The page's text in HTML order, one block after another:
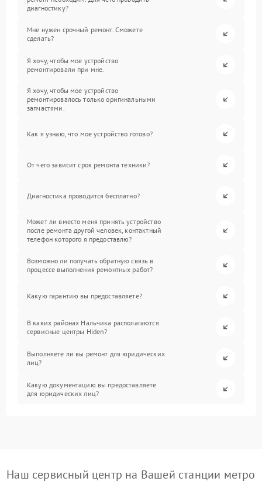
диагностику?
Мне нужен срочный ремонт. Сможете
сделать?
Я хочу, чтобы мое устройство
ремонтировали при мне.
Я хочу, чтобы мое устройство
ремонтировалось только оригинальными
запчастями.
Как я узнаю, что мое устройство готово?
От чего зависит срок ремонта техники?
Диагностика проводится бесплатно?
Может ли вместо меня принять устройство
после ремонта другой человек, контактный
телефон которого я предоставлю?
Возможно ли получать обратную связь в
процессе выполнения ремонтных работ?
Какую гарантию вы предоставляете?
В каких районах Нальчика располагаются
сервисные центры Hiden?
Выполняете ли вы ремонт для юридических
лиц?
Какую документацию вы предоставляете
для юридических лиц?
Наш сервисный центр на Вашей станции метро